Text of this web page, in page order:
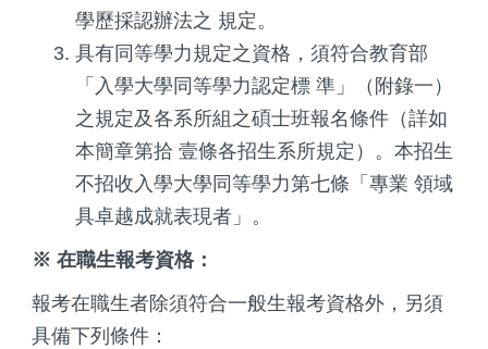
學歷採認辦法之 規定。
具有同等學力規定之資格，須符合教育部
「入學大學同等學力認定標 準」（附錄一）
之規定及各系所組之碩士班報名條件（詳如
本簡章第拾 壹條各招生系所規定）。本招生
不招收入學大學同等學力第七條「專業 領域
具卓越成就表現者」。
※ 在職生報考資格：
報考在職生者除須符合一般生報考資格外，另須
具備下列條件：